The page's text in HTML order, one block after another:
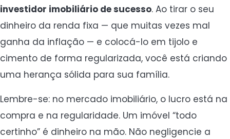
investidor imobiliário de sucesso. Ao tirar o seu
dinheiro da renda fixa — que muitas vezes mal
ganha da inflação — e colocá-lo em tijolo e
cimento de forma regularizada, você está criando
uma herança sólida para sua família.
Lembre-se: no mercado imobiliário, o lucro está na
compra e na regularidade. Um imóvel “todo
certinho” é dinheiro na mão. Não negligencie a